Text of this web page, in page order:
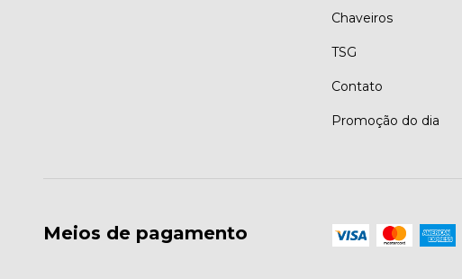
Chaveiros
TSG
Contato
Promoção do dia
Meios de pagamento